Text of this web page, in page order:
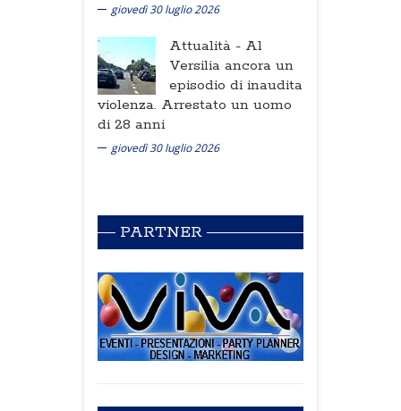
giovedì 30 luglio 2026
Attualità - Al
Versilia ancora un
episodio di inaudita
violenza. Arrestato un uomo
di 28 anni
giovedì 30 luglio 2026
PARTNER